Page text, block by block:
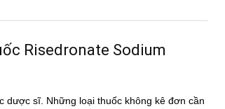
Risedronate Sodium
dược sĩ. Những loại thuốc không kê đơn cần